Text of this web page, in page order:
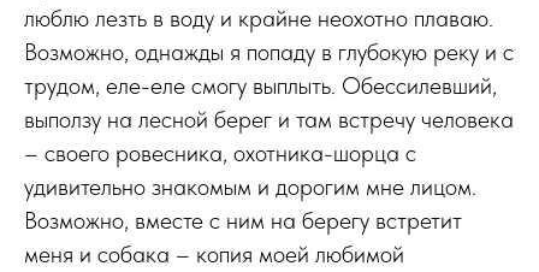
люблю лезть в воду и крайне неохотно плаваю.
Возможно, однажды я попаду в глубокую реку и с
трудом, еле-еле смогу выплыть. Обессилевший,
выползу на лесной берег и там встречу человека
– своего ровесника, охотника-шорца с
удивительно знакомым и дорогим мне лицом.
Возможно, вместе с ним на берегу встретит
меня и собака – копия моей любимой